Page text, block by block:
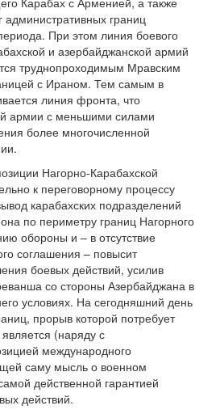
границ
При этом линия боевого
и азербайджанской армий
труднопроходимым Мравским
с Ираном. Тем самым в
линия фронта, что
армии с меньшими силами
более многочисленной
Нагорно-Карабахской
к переговорному процессу
карабахских подразделений
по периметру границ Нагорного
обороны и – в отсутствие
соглашения – повысит
боевых действий, усилив
со стороны Азербайджана в
условиях. На сегодняшний день
прорыв которой потребует
(наряду с
международного
саму мысль о военном
действенной гарантией
действий.